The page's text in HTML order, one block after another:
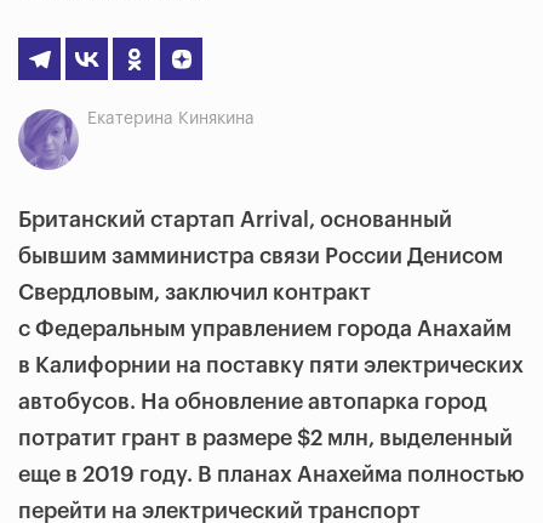
Екатерина Кинякина
Британский стартап Arrival, основанный
бывшим замминистра связи России Денисом
Свердловым, заключил контракт
с Федеральным управлением города Анахайм
в Калифорнии на поставку пяти электрических
автобусов. На обновление автопарка город
потратит грант в размере $2 млн, выделенный
еще в 2019 году. В планах Анахейма полностью
перейти на электрический транспорт